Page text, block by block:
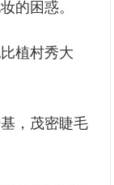
的困惑。
植村秀大
，茂密睫毛